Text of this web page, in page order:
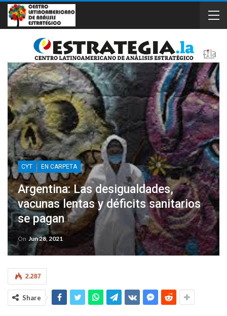
CYT EN CARPETA
Argentina: Las desigualdades,
vacunas lentas y déficits sanitarios
se pagan
On Jun 28, 2021
2.287
Share